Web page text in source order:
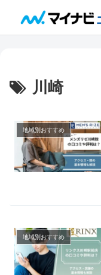
川崎
地域別おすすめ
地域別おすすめ